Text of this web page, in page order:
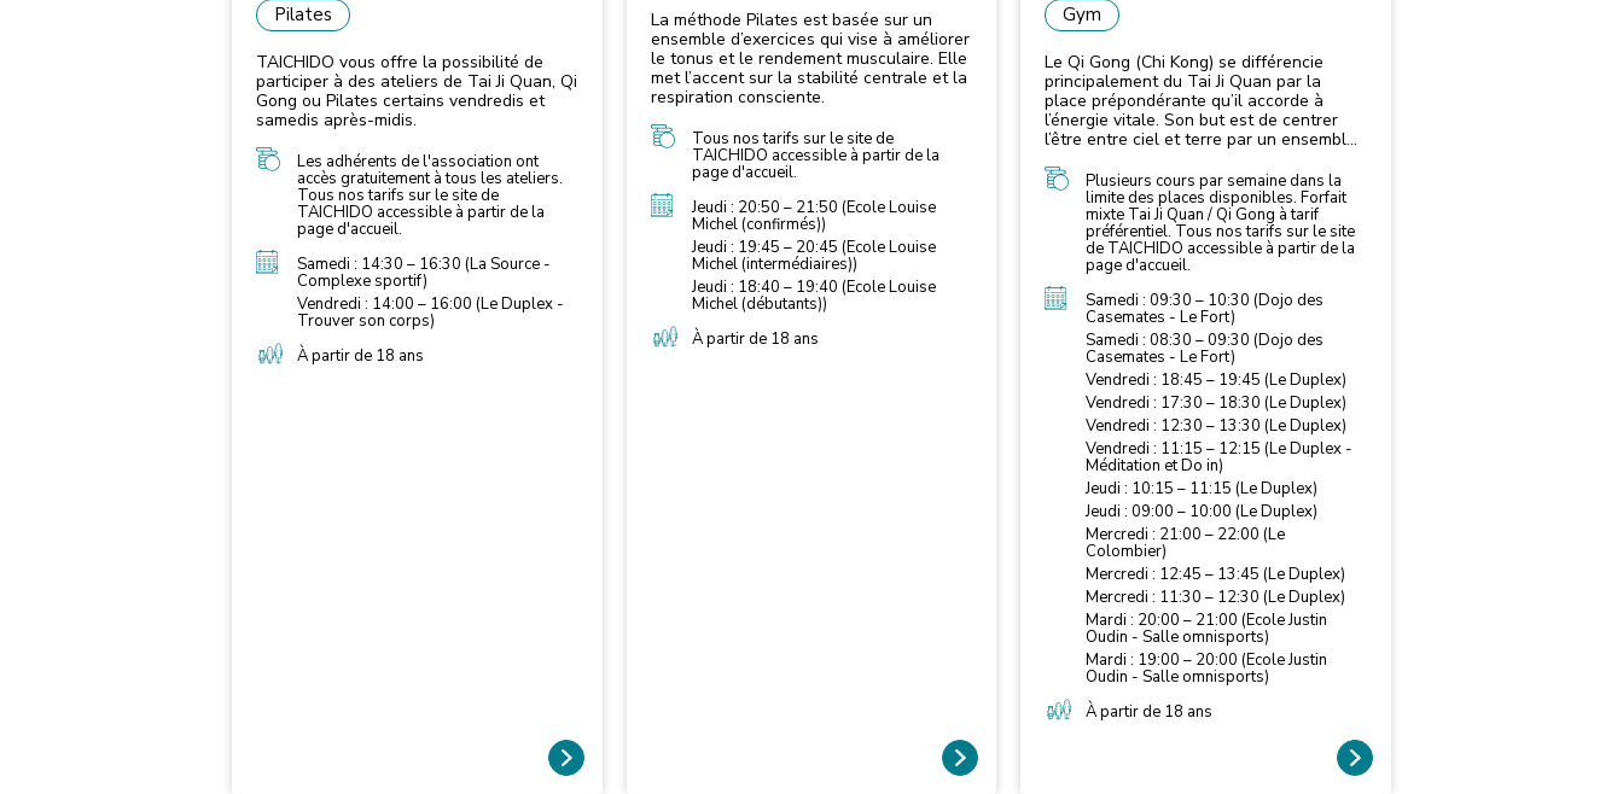
Pilates
TAICHIDO vous offre la possibilité de
participer à des ateliers de Tai Ji Quan, Qi
Gong ou Pilates certains vendredis et
samedis après-midis.
Les adhérents de l'association ont
accès gratuitement à tous les ateliers.
Tous nos tarifs sur le site de
TAICHIDO accessible à partir de la
page d'accueil.
Samedi : 14:30 – 16:30 (La Source -
Complexe sportif)
Vendredi : 14:00 – 16:00 (Le Duplex -
Trouver son corps)
À partir de 18 ans
La méthode Pilates est basée sur un
ensemble d’exercices qui vise à améliorer
le tonus et le rendement musculaire. Elle
met l’accent sur la stabilité centrale et la
respiration consciente.
Tous nos tarifs sur le site de
TAICHIDO accessible à partir de la
page d'accueil.
Jeudi : 20:50 – 21:50 (Ecole Louise
Michel (confirmés))
Jeudi : 19:45 – 20:45 (Ecole Louise
Michel (intermédiaires))
Jeudi : 18:40 – 19:40 (Ecole Louise
Michel (débutants))
À partir de 18 ans
Gym
Le Qi Gong (Chi Kong) se différencie
principalement du Tai Ji Quan par la
place prépondérante qu’il accorde à
l’énergie vitale. Son but est de centrer
l’être entre ciel et terre par un ensemble
mentales.Plusieurs cours par semaine dans la
limite des places disponibles. Forfait
mixte Tai Ji Quan / Qi Gong à tarif
préférentiel. Tous nos tarifs sur le site
de TAICHIDO accessible à partir de la
page d'accueil.
Samedi : 09:30 – 10:30 (Dojo des
Casemates - Le Fort)
Samedi : 08:30 – 09:30 (Dojo des
Casemates - Le Fort)
Vendredi : 18:45 – 19:45 (Le Duplex)
Vendredi : 17:30 – 18:30 (Le Duplex)
Vendredi : 12:30 – 13:30 (Le Duplex)
Vendredi : 11:15 – 12:15 (Le Duplex -
Méditation et Do in)
Jeudi : 10:15 – 11:15 (Le Duplex)
Jeudi : 09:00 – 10:00 (Le Duplex)
Mercredi : 21:00 – 22:00 (Le
Colombier)
Mercredi : 12:45 – 13:45 (Le Duplex)
Mercredi : 11:30 – 12:30 (Le Duplex)
Mardi : 20:00 – 21:00 (Ecole Justin
Oudin - Salle omnisports)
Mardi : 19:00 – 20:00 (Ecole Justin
Oudin - Salle omnisports)
À partir de 18 ans